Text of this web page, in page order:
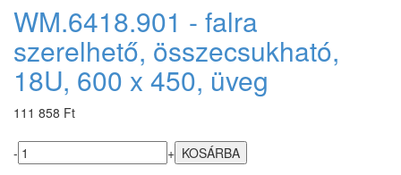
WM.6418.901 - falra
szerelhető, összecsukható,
18U, 600 x 450, üveg
111 858 Ft
-
+